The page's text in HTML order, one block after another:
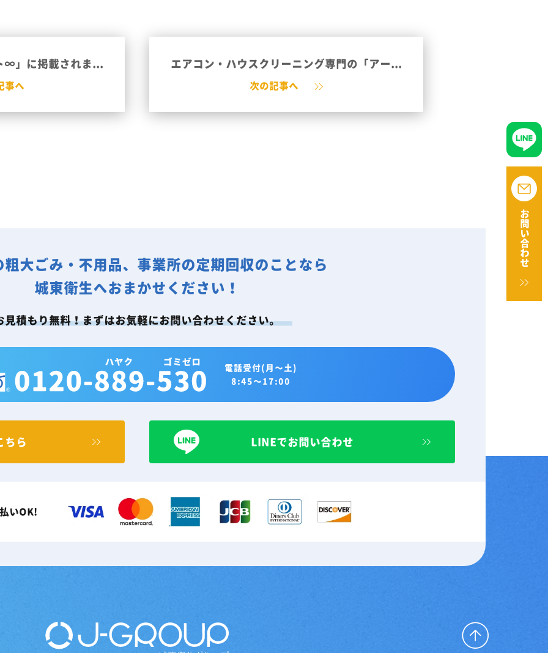
お問い合わせ
∞」に掲載されま...
事へ
エアコン・ハウスクリーニング専門の「アー...
次の記事へ
粗大ごみ・不用品、事業所の定期回収のことなら
城東衛生へおまかせください！
見積もり無料！まずはお気軽にお問い合わせください。
電話受付(月～土)
8:45～17:00
ちら LINEでお問い合わせ
いOK!